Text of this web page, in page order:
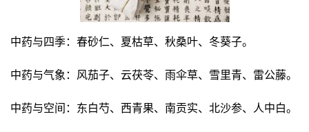
中药与四季：春砂仁、夏枯草、秋桑叶、冬葵子。
中药与气象：风茄子、云茯苓、雨伞草、雪里青、雷公藤。
中药与空间：东白芍、西青果、南贡实、北沙参、人中白。